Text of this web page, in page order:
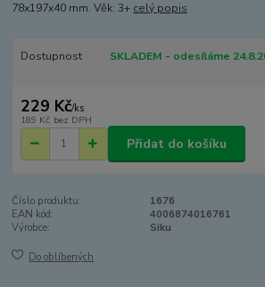
78x197x40 mm. Věk: 3+ celý popis
Dostupnost SKLADEM - odesíláme
229 Kč/ks
189 Kč bez DPH
Přidat do košíku
Číslo produktu:
1676
EAN kód:
4006874016761
Výrobce:
Siku
Do oblíbených